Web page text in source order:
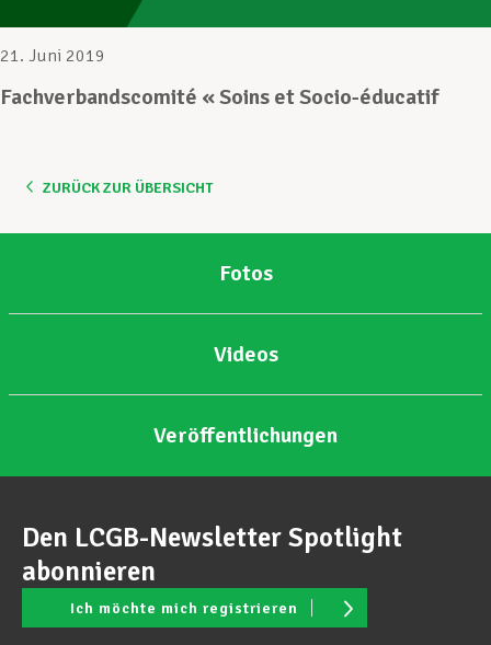
Unterstützung im Arbeitsalltag
21. Juni 2019
Fachverbandscomité « Soins et Socio-éducatif
ZURÜCK ZUR ÜBERSICHT
Fotos
Videos
Veröffentlichungen
Den LCGB-Newsletter Spotlight
abonnieren
Ich möchte mich registrieren